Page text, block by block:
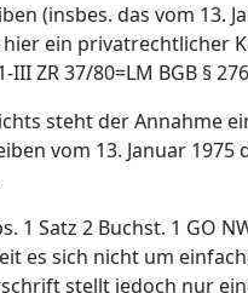
(insbes. das vom 13.
ein
ZR 37/80=LM BGB §
steht der Annahme
vom 13. Januar
1 Satz 2 Buchst. 1 GO
es sich nicht um
stellt jedoch nur